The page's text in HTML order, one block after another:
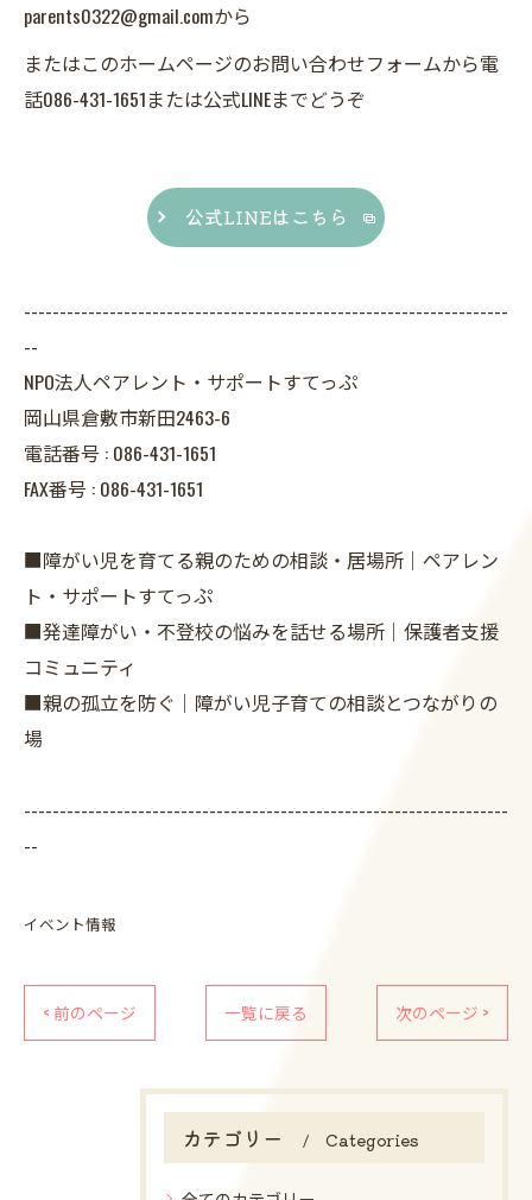
parents0322@gmail.comから
またはこのホームページのお問い合わせフォームから電
話086-431-1651または公式LINEまでどうぞ
公式LINEはこちら
--------------------------------------------------------------------
--
NPO法人ペアレント・サポートすてっぷ
岡山県倉敷市新田2463-6
電話番号 : 086-431-1651
FAX番号 : 086-431-1651
■障がい児を育てる親のための相談・居場所｜ペアレン
ト・サポートすてっぷ
■発達障がい・不登校の悩みを話せる場所｜保護者支援
コミュニティ
■親の孤立を防ぐ｜障がい児子育ての相談とつながりの
場
--------------------------------------------------------------------
--
イベント情報
< 前のページ 一覧に戻る 次のページ >
カテゴリー Categories